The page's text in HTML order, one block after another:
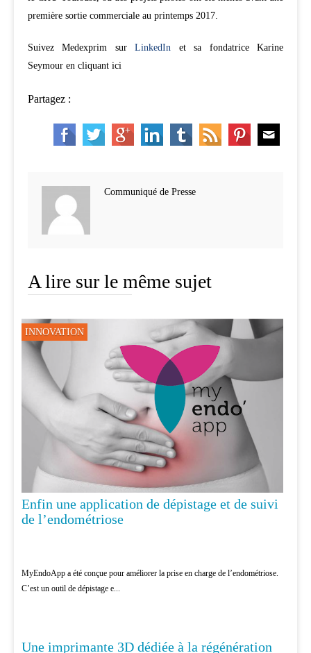
première sortie commerciale au printemps 2017.
Suivez Medexprim surLinkedIn et sa fondatrice Karine
Seymour en cliquant ici
Partagez :
Communiqué de Presse
A lire sur le même sujet
INNOVATION
Enfin une application de dépistage et de suivi
de l’endométriose
MyEndoApp a été conçue pour améliorer la prise en charge de l’endométriose.
C’est un outil de dépistage e...
RECHERCHE
Une imprimante 3D dédiée à la régénération